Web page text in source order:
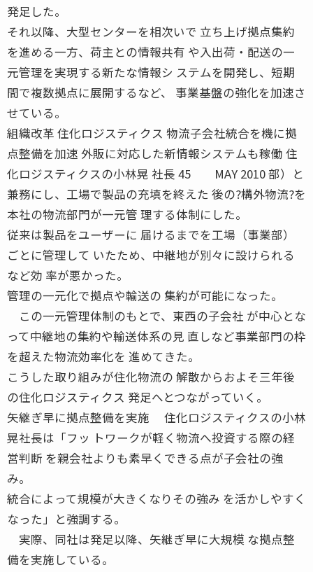
発足した。
それ以降、大型センターを相次いで 立ち上げ拠点集約
を進める一方、荷主との情報共有 や入出荷・配送の一
元管理を実現する新たな情報シ ステムを開発し、短期
間で複数拠点に展開するなど、 事業基盤の強化を加速さ
せている。
組織改革 住化ロジスティクス 物流子会社統合を機に拠
点整備を加速 外販に対応した新情報システムも稼働 住
化ロジスティクスの小林晃 社長 45 MAY 2010 部）と
兼務にし、工場で製品の充填を終えた 後の?構外物流?を
本社の物流部門が一元管 理する体制にした。
従来は製品をユーザーに 届けるまでを工場（事業部）
ごとに管理して いたため、中継地が別々に設けられる
など効 率が悪かった。
管理の一元化で拠点や輸送の 集約が可能になった。
この一元管理体制のもとで、東西の子会社 が中心とな
って中継地の集約や輸送体系の見 直しなど事業部門の枠
を超えた物流効率化を 進めてきた。
こうした取り組みが住化物流の 解散からおよそ三年後
の住化ロジスティクス 発足へとつながっていく。
矢継ぎ早に拠点整備を実施 住化ロジスティクスの小林
晃社長は「フッ トワークが軽く物流へ投資する際の経
営判断 を親会社よりも素早くできる点が子会社の強
み。
統合によって規模が大きくなりその強み を活かしやすく
なった」と強調する。
実際、同社は発足以降、矢継ぎ早に大規模 な拠点整
備を実施している。